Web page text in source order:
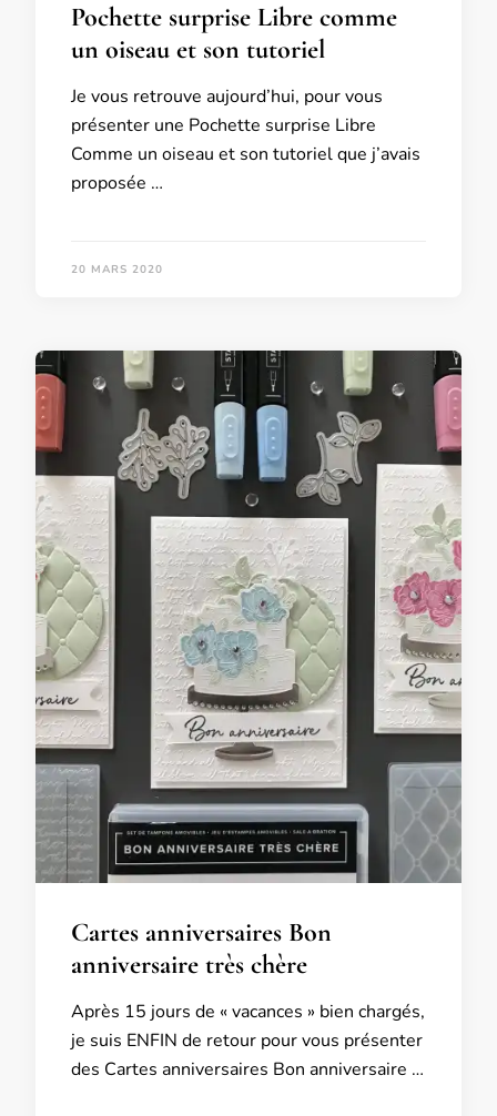
Pochette surprise Libre comme
un oiseau et son tutoriel
Je vous retrouve aujourd’hui, pour vous
présenter une Pochette surprise Libre
Comme un oiseau et son tutoriel que j’avais
proposée …
20 MARS 2020
Cartes anniversaires Bon
anniversaire très chère
Après 15 jours de « vacances » bien chargés,
je suis ENFIN de retour pour vous présenter
des Cartes anniversaires Bon anniversaire …